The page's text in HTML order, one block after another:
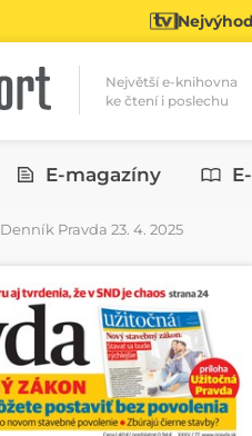
Největší e-knihovna
ke čtení i poslechu
E-magazíny
Denník Pravda 23. 4. 2025